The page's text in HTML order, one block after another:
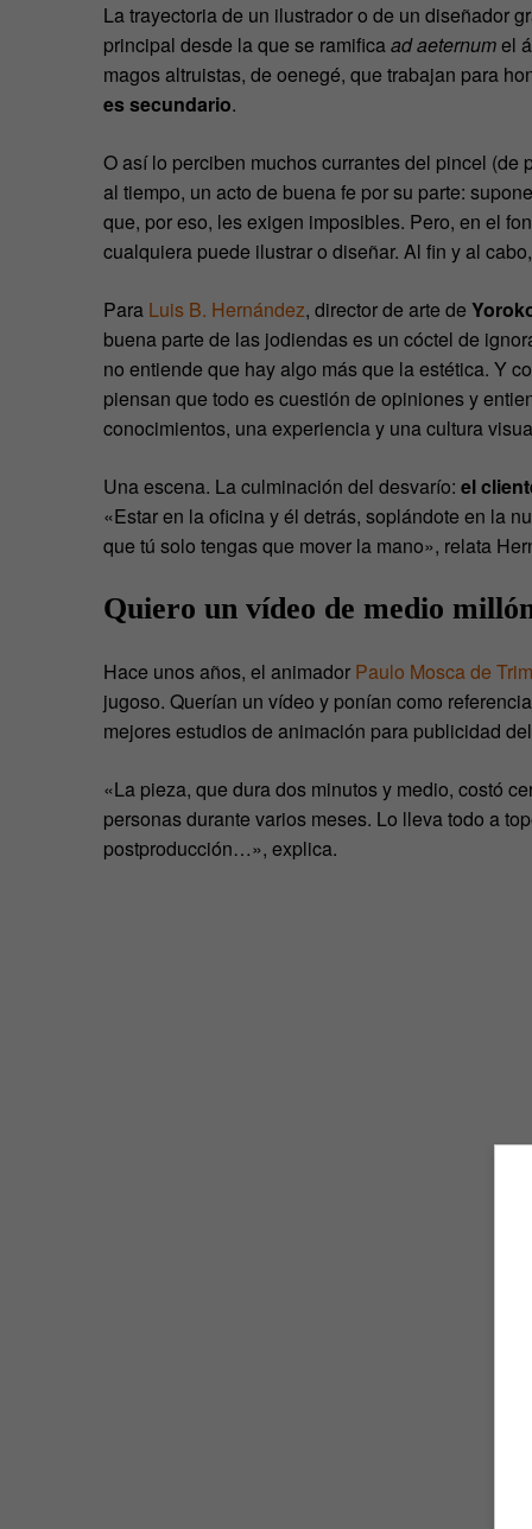
La trayectoria de un ilustrador o de un diseñador
principal desde la que se ramificaad aeternumel
magos altruistas, de oenegé, que trabajan para
es secundario.
O así lo perciben muchos currantes del pincel (de
al tiempo, un acto de buena fe por su parte:
que, por eso, les exigen imposibles. Pero, en el
cualquiera puede ilustrar o diseñar. Al fin y al
Para Luis B. Hernández, director de arte de
buena parte de las jodiendas es un cóctel de
no entiende que hay algo más que la estética. Y
piensan que todo es cuestión de opiniones y
conocimientos, una experiencia y una cultura
Una escena. La culminación del desvarío: el
«Estar en la oficina y él detrás, soplándote en la
que tú solo tengas que mover la mano», relata
Quiero un vídeo de medio
Hace unos años, el animador Paulo Mosca de
jugoso. Querían un vídeo y ponían como
mejores estudios de animación para publicidad
«La pieza, que dura dos minutos y medio, costó
personas durante varios meses. Lo lleva todo a
postproducción…», explica.